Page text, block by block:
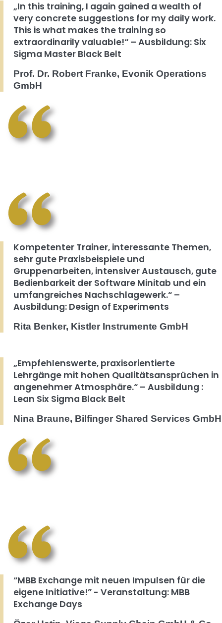
„In this training, I again gained a wealth of
very concrete suggestions for my daily work.
This is what makes the training so
extraordinarily valuable!“ – Ausbildung: Six
Sigma Master Black Belt
Prof. Dr. Robert Franke, Evonik Operations
GmbH
Kompetenter Trainer, interessante Themen,
sehr gute Praxisbeispiele und
Gruppenarbeiten, intensiver Austausch, gute
Bedienbarkeit der Software Minitab und ein
umfangreiches Nachschlagewerk.“ –
Ausbildung: Design of Experiments
Rita Benker, Kistler Instrumente GmbH
„Empfehlenswerte, praxisorientierte
Lehrgänge mit hohen Qualitätsansprüchen in
angenehmer Atmosphäre.“ – Ausbildung :
Lean Six Sigma Black Belt
Nina Braune, Bilfinger Shared Services GmbH
“MBB Exchange mit neuen Impulsen für die
eigene Initiative!” - Veranstaltung: MBB
Exchange Days